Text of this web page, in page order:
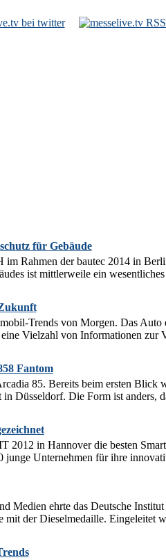
für Gebäude
Rahmen der bautec 2014 in
ist mittlerweile ein
Trends von Morgen. Das Auto
Vielzahl von Informationen zur
Fantom
85. Bereits beim ersten Blick
Düsseldorf. Die Form ist anders,
in Hannover die besten
Unternehmen für ihre
Medien ehrte das Deutsche
mit der Dieselmedaille. Eingeleitet